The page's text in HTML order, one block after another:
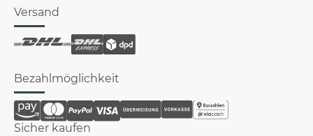
Versand
Bezahlmöglichkeit
Sicher kaufen